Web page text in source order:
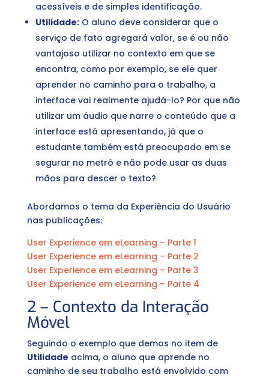
acessíveis e de simples identificação.
Utilidade:O aluno deve considerar que o
serviço de fato agregará valor, se é ou não
vantajoso utilizar no contexto em que se
encontra, como por exemplo, se ele quer
aprender no caminho para o trabalho, a
interface vai realmente ajudá-lo? Por que não
utilizar um áudio que narre o conteúdo que a
interface está apresentando, já que o
estudante também está preocupado em se
segurar no metrô e não pode usar as duas
mãos para descer o texto?
Abordamos o tema da Experiência do Usuário
nas publicações:
User Experience em eLearning – Parte 1
User Experience em eLearning – Parte 2
User Experience em eLearning – Parte 3
User Experience em eLearning – Parte 4
2 – Contexto da Interação
Móvel
Seguindo o exemplo que demos no item de
Utilidade acima, o aluno que aprende no
caminho de seu trabalho está envolvido com